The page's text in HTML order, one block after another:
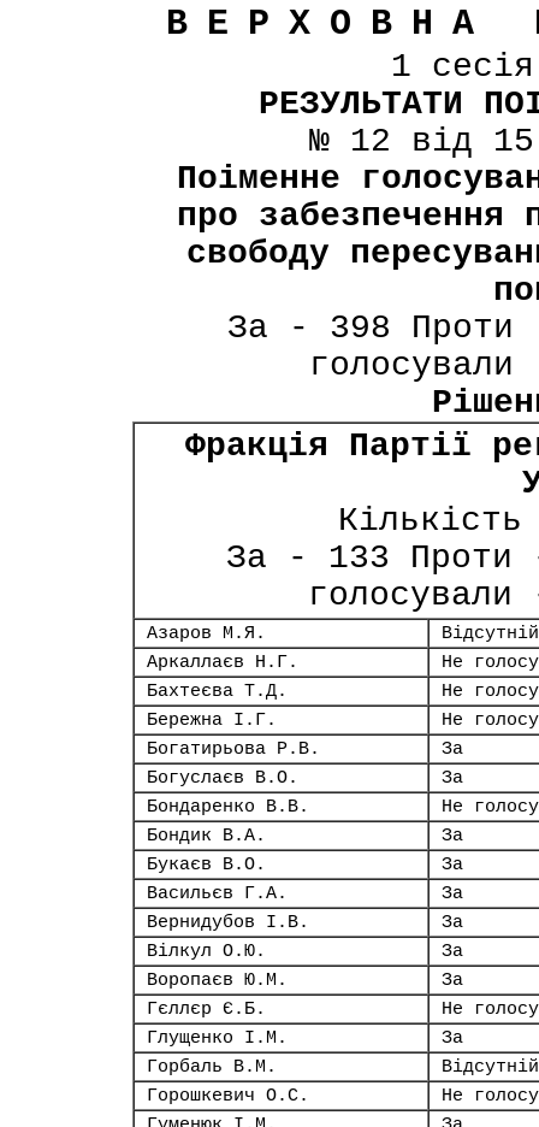
ВЕРХОВНА
1
РЕЗУЛЬТАТИ
№ 12 від
Поіменне
про забезпечення
свободу
За - 398 Проти
Фракція Партії
За - 133 Проти
Азаров М.Я.
Відсутній
Аркаллаєв Н.Г.
Не
Бахтеєва Т.Д.
Не
Бережна І.Г.
Не
Богатирьова Р.В.
За
Богуслаєв В.О.
За
Бондаренко В.В.
Не
Бондик В.А.
За
Букаєв В.О.
За
Васильєв Г.А.
За
Вернидубов І.В.
За
Вілкул О.Ю.
За
Воропаєв Ю.М.
За
Гєллєр Є.Б.
Не
Глущенко І.М.
За
Горбаль В.М.
Відсутній
Горошкевич О.С.
Не